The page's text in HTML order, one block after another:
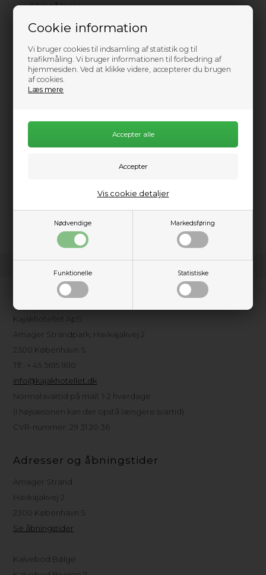
Cookie information
Vi bruger cookies til indsamling af statistik og til
trafikmåling. Vi bruger informationen til forbedring af
hjemmesiden. Ved at klikke videre, accepterer du brugen
af cookies.
Læs mere
Nødvendige Markedsføring
Funktionelle Statistiske
Vis cookie detaljer
Ikke på lager
1.599,00DKK
2.799,00
Gem trapez fra Mystic har den samme kerneramme som
bløde neoprenkanter og fikseret skum vil trapezen give dig al
Kundeservice
Kajakhotellet ApS
Amager Strandpark, Havkajakvej 2
2300 København S
Tlf.: + 45 3615 1610
info@kajakhotellet.dk
Normal svartid på mail: 1-2 hverdage
(I højsæsonen kan der opstå længere svartid)
CVR-nummer: 29 31 20 36
Adresser og åbningstider
Amager Strand
Havkajakvej 2
2300 København S
Se åbningstider
Kalvebod Bølge